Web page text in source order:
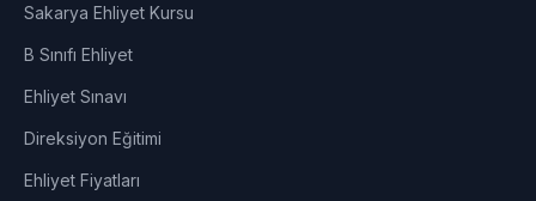
Sakarya Ehliyet Kursu
B Sınıfı Ehliyet
Ehliyet Sınavı
Direksiyon Eğitimi
Ehliyet Fiyatları